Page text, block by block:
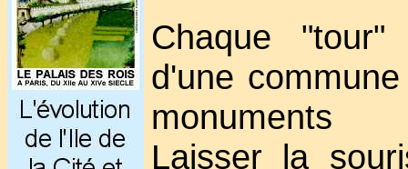
Chaque
d'une
monuments
Laisser la